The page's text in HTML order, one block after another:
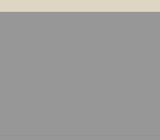
een nieuw venster))
in een nieuw venster))